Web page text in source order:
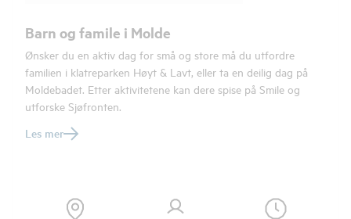
Barn og famile i Molde
Ønsker du en aktiv dag for små og store må du utfordre
familien i klatreparken Høyt & Lavt, eller ta en deilig dag på
Moldebadet. Etter aktivitetene kan dere spise på Smile og
utforske Sjøfronten.
Les mer